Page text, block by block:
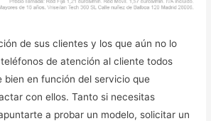
de sus clientes y los que aún no lo
de atención al cliente todos
bien en función del servicio que
con ellos. Tanto si necesitas
a probar un modelo, solicitar un